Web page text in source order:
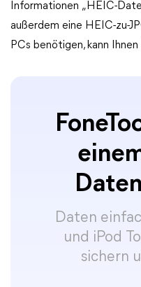
Informationen „HEIC-
außerdem eine HEIC-zu-
PCs benötigen, kann
Daten
und iPod
sichern